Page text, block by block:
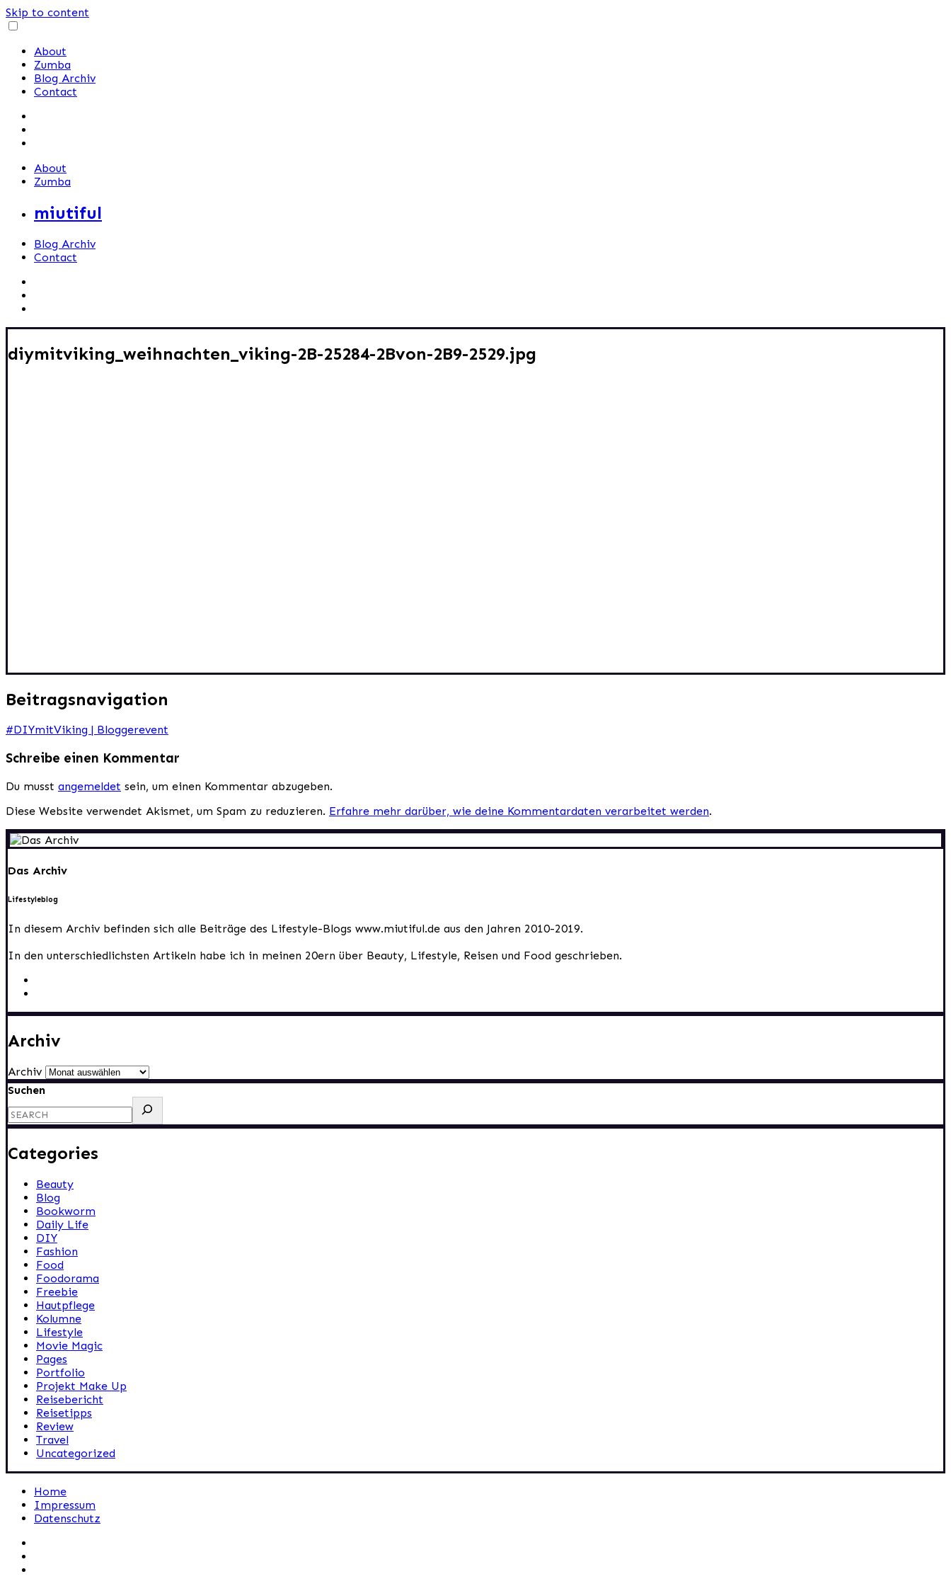
Skip to content
About
Zumba
Blog Archiv
Contact
About
Zumba
miutiful
Blog Archiv
Contact
diymitviking_weihnachten_viking-2B-25284-2Bvon-2B9-2529.jpg
Beitragsnavigation
#DIYmitViking | Bloggerevent
Schreibe einen Kommentar
Du musst angemeldet sein, um einen Kommentar abzugeben.
Diese Website verwendet Akismet, um Spam zu reduzieren. Erfahre mehr darüber, wie deine Kommentardaten verarbeitet werden.
Das Archiv
Lifestyleblog
In diesem Archiv befinden sich alle Beiträge des Lifestyle-Blogs www.miutiful.de aus den Jahren 2010-2019.
In den unterschiedlichsten Artikeln habe ich in meinen 20ern über Beauty, Lifestyle, Reisen und Food geschrieben.
Archiv
Archiv
Suchen
Categories
Beauty
Blog
Bookworm
Daily Life
DIY
Fashion
Food
Foodorama
Freebie
Hautpflege
Kolumne
Lifestyle
Movie Magic
Pages
Portfolio
Projekt Make Up
Reisebericht
Reisetipps
Review
Travel
Uncategorized
Home
Impressum
Datenschutz